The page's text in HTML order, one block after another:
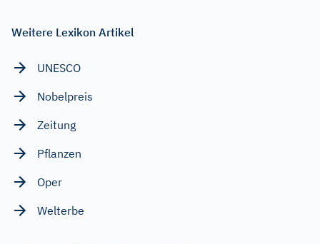
Weitere Lexikon Artikel
UNESCO
Nobelpreis
Zeitung
Pflanzen
Oper
Welterbe